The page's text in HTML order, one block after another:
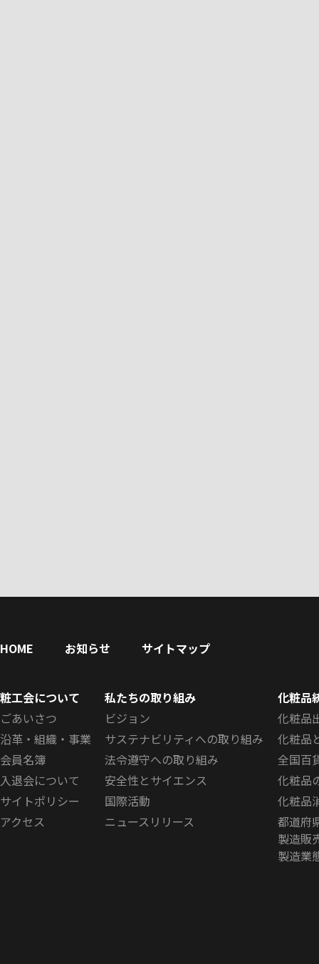
HOME お知らせ サイトマップ
粧工会について
ごあいさつ
沿革・組織・事業
会員名簿
入退会について
サイトポリシー
アクセス
私たちの取り組み
ビジョン
サステナビリティへの取り組み
法令遵守への取り組み
安全性とサイエンス
国際活動
ニュースリリース
化粧品
化粧品
化粧品
全国百
化粧品
化粧品
都道府
製造販
製造業